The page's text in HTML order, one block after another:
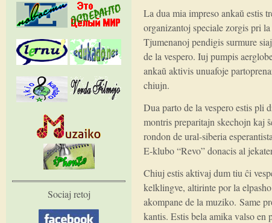
La dua mia impreso ankaŭ estis
organizantoj speciale zorgis pri
Tjumenanoj pendigis surmure
de la vespero. Iuj pumpis
ankaŭ aktivis unuafoje
chiujn.
Dua parto de la vespero estis pli
montris preparitajn skechojn kaj
rondon de ural-siberia
E-klubo “Revo” donacis al
Chiuj estis aktivaj dum tiu ĉi
kelklingve, altirinte por la
akompane de la muziko. Same
kantis. Estis bela amika valso
Sociaj retoj